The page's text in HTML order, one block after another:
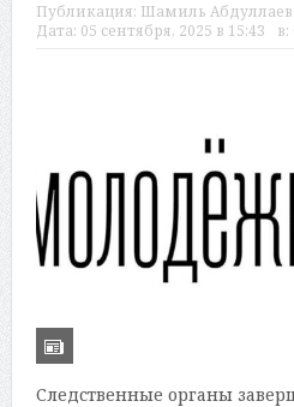
Публикация: Шамиль Абдуллаев
Дата: 05 сентября, 2025 в 15:43 в:
Следственные органы